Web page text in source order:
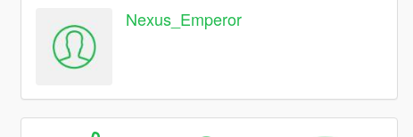
Nexus_Emperor